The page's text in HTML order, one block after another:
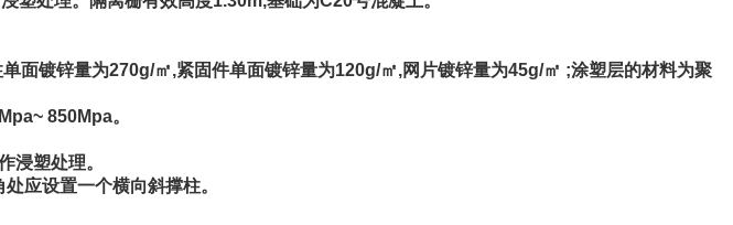
面镀锌量为270g/㎡,紧固件单面镀锌量为120g/㎡,网片镀锌量为45g/㎡ ;涂塑层的材料为聚
850Mpa。
浸塑处理。
应设置一个横向斜撑柱。